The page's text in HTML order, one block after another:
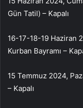
Gün Tatil) – Kapalı
16-17-18-19 Haziran
Kurban Bayramı –
15 Temmuz 2024,
– Kapalı